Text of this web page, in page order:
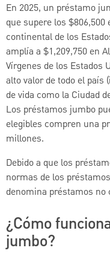
En 2025, un préstamo
que supere los
continental de los
amplía a $1,209,750 en
Vírgenes de los Estados
alto valor de todo el país
de vida como la Ciudad
Los préstamos jumbo
elegibles compren una
millones.
Debido a que los
normas de los
denomina préstamos no
¿Cómo
jumbo?